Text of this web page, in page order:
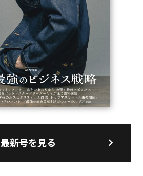
最新号を見る